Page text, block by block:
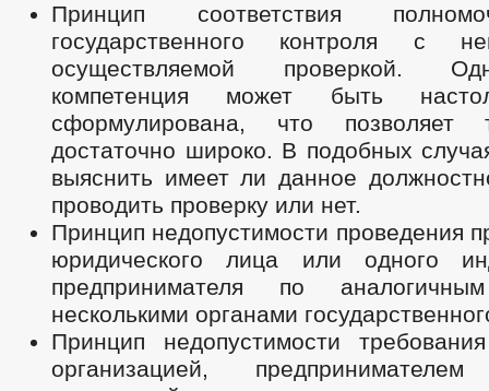
Принцип соответствия
государственного контроля с
осуществляемой проверкой.
компетенция может быть
сформулирована, что позволяет
достаточно широко. В подобных
выяснить имеет ли данное
проводить проверку или нет.
Принцип недопустимости проведения
юридического лица или одного
предпринимателя по
несколькими органами
Принцип недопустимости
организацией,